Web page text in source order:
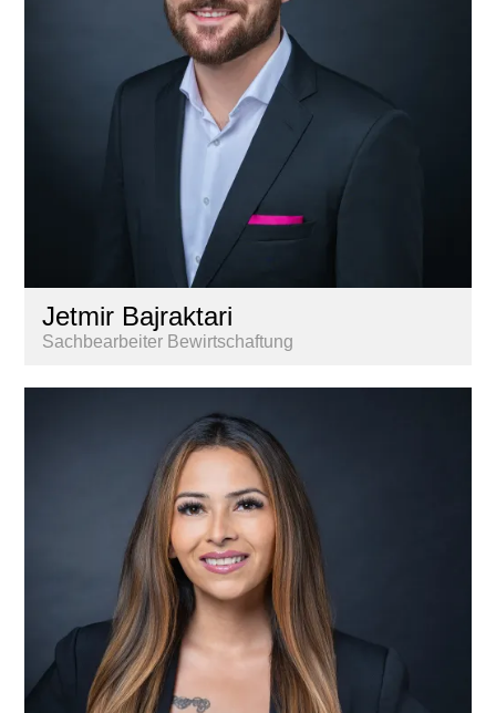
Jetmir Bajraktari
Sachbearbeiter Bewirtschaftung